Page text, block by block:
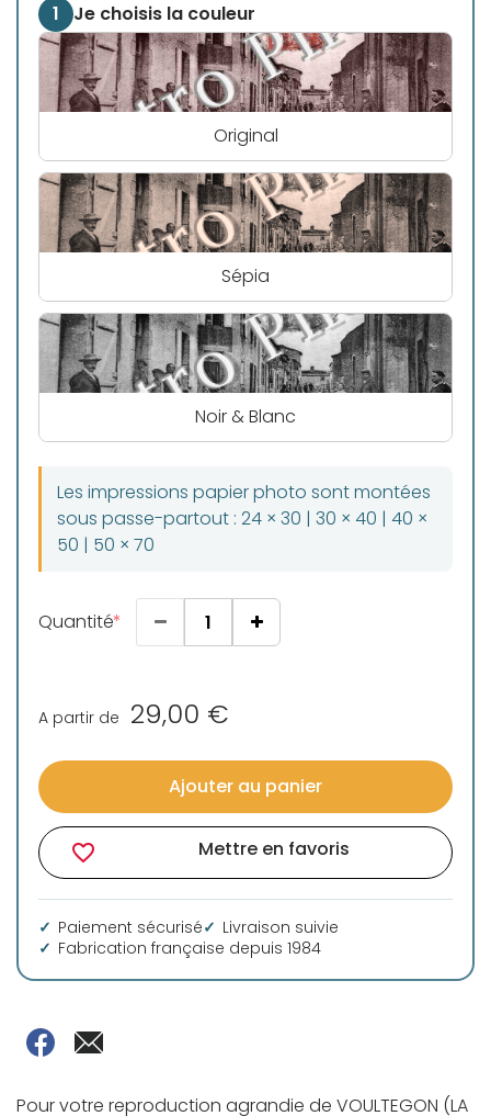
1 Je choisis la couleur
Original
Sépia
Noir & Blanc
Les impressions papier photo sont montées
sous passe-partout : 24 × 30 | 30 × 40 | 40 ×
50 | 50 × 70
Quantité
A partir de 29,00 €
Ajouter au panier
favorite_border Mettre en favoris
Paiement sécurisé
Livraison suivie
Fabrication française depuis 1984
Pour votre reproduction agrandie de VOULTEGON (LA